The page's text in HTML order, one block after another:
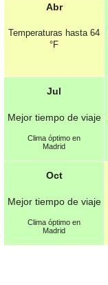
Abr
Temperaturas hasta 64
°F
Jul
Mejor tiempo de viaje
Clima óptimo en
Madrid
Oct
Mejor tiempo de viaje
Clima óptimo en
Madrid